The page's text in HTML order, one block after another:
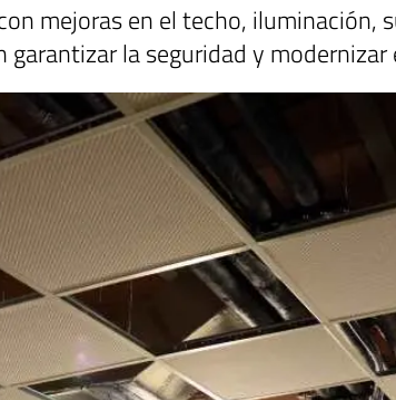
mejoras en el techo, iluminación,
la seguridad y modernizar